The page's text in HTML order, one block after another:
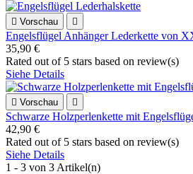
 Vorschau 
Engelsflügel Anhänger Lederkette von
35,90 €
Rated out of 5 stars based on review(s)
Siehe Details
 Vorschau 
Schwarze Holzperlenkette mit
42,90 €
Rated out of 5 stars based on review(s)
Siehe Details
1 - 3 von 3 Artikel(n)